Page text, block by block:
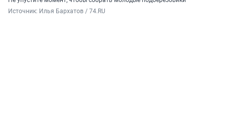
Источник: Илья Бархатов / 74.RU